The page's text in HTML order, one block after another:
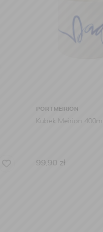
PORTMEIRION
Kubek Meirion
99,90 zł